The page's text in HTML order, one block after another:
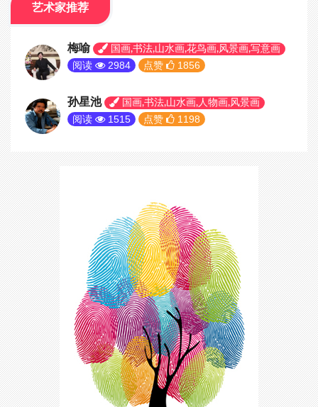
艺术家推荐
梅喻 国画,书法,山水画,花鸟画,风景画,写意画
阅读 2984 点赞 1856
孙星池 国画,书法,山水画,人物画,风景画
阅读 1515 点赞 1198